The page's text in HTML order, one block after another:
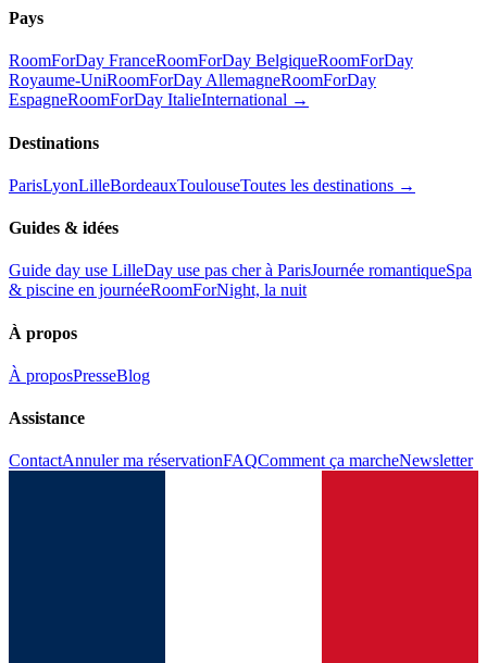
Pays
RoomForDay FranceRoomForDay BelgiqueRoomForDay
Royaume-UniRoomForDay AllemagneRoomForDay
EspagneRoomForDay ItalieInternational →
Destinations
ParisLyonLilleBordeauxToulouseToutes les destinations →
Guides & idées
Guide day use LilleDay use pas cher à ParisJournée romantiqueSpa
& piscine en journéeRoomForNight, la nuit
À propos
À proposPresseBlog
Assistance
ContactAnnuler ma réservationFAQComment ça marcheNewsletter